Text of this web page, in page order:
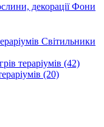
декораціїФони
Світильники
тераріумів (42)
(20)